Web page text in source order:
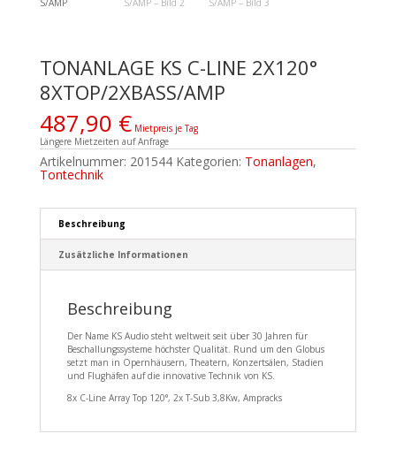
TONANLAGE KS C-LINE 2X120°
8XTOP/2XBASS/AMP
487,90 € Mietpreis je Tag
Längere Mietzeiten auf Anfrage
Artikelnummer: 201544 Kategorien: Tonanlagen,
Tontechnik
Beschreibung
Zusätzliche Informationen
Beschreibung
Der Name KS Audio steht weltweit seit über 30 Jahren für
Beschallungssysteme höchster Qualität. Rund um den Globus
setzt man in Opernhäusern, Theatern, Konzertsälen, Stadien
und Flughäfen auf die innovative Technik von KS.
8x C-Line Array Top 120°, 2x T-Sub 3,8Kw, Ampracks